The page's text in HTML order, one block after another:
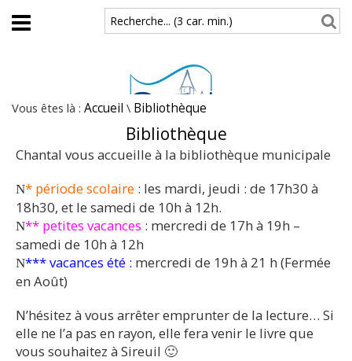
Aller au contenu principal
Recherche... (3 car. min.)
Vous êtes là : Accueil \ Bibliothèque
Bibliothèque
Chantal vous accueille à la bibliothèque municipale
N* période scolaire : les mardi, jeudi : de 17h30 à
18h30, et le samedi de 10h à 12h.
N** petites vacances : mercredi de 17h à 19h –
samedi de 10h à 12h
N*** vacances été : mercredi de 19h à 21 h (Fermée
en Août)
N’hésitez à vous arrêter emprunter de la lecture… Si
elle ne l’a pas en rayon, elle fera venir le livre que
vous souhaitez à Sireuil 🙂